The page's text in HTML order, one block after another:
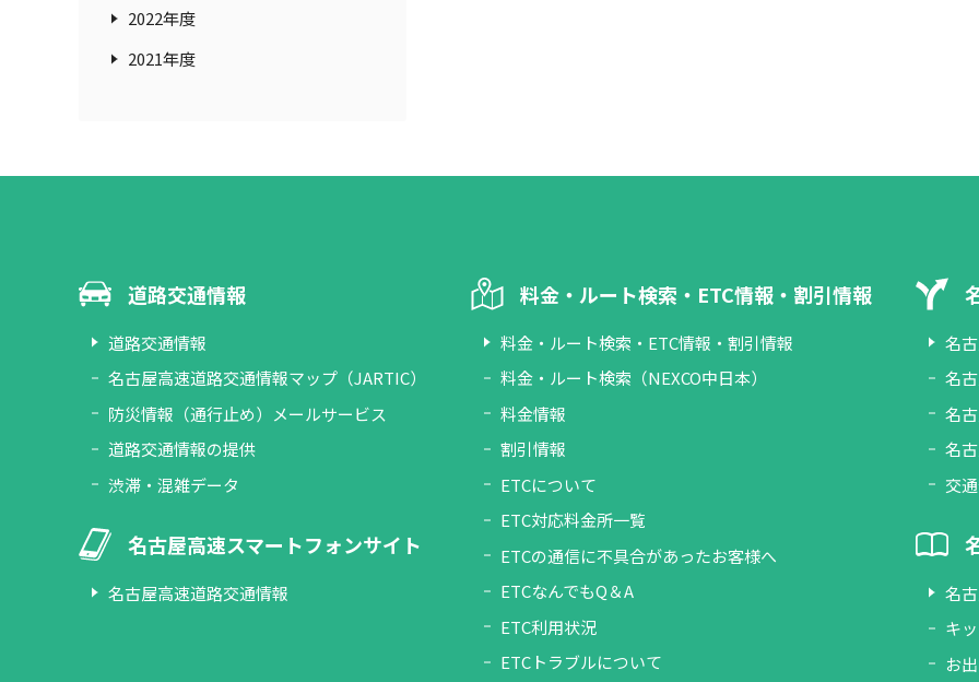
2022年度
2021年度
道路交通情報
道路交通情報
名古屋高速道路交通情報マップ（JARTIC）
防災情報（通行止め）メールサービス
道路交通情報の提供
渋滞・混雑データ
名古屋高速スマートフォンサイト
名古屋高速道路交通情報
料金・ルート検索・ETC情報・割引情報
料金・ルート検索・ETC情報・割引情報
料金・ルート検索（NEXCO中日本）
料金情報
割引情報
ETCについて
ETC対応料金所一覧
ETCの通信に不具合があったお客様へ
ETCなんでもQ＆A
ETC利用状況
ETCトラブルについて
名
名
名
名
交
名
キ
お